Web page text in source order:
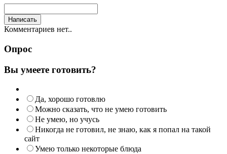
Комментариев нет..
Опрос
Вы умеете готовить?
Да, хорошо готовлю
Можно сказать, что не умею готовить
Не умею, но учусь
Никогда не готовил, не знаю, как я попал на такой
сайт
Умею только некоторые блюда